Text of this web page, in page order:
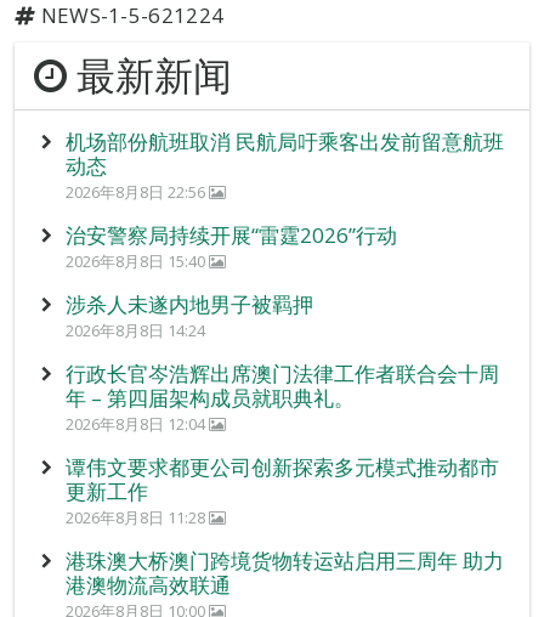
NEWS-1-5-621224
最新新闻
机场部份航班取消 民航局吁乘客出发前留意航班
动态
2026年8月8日 22:56
治安警察局持续开展“雷霆2026”行动
2026年8月8日 15:40
涉杀人未遂内地男子被羁押
2026年8月8日 14:24
行政长官岑浩辉出席澳门法律工作者联合会十周
年 – 第四届架构成员就职典礼。
2026年8月8日 12:04
谭伟文要求都更公司创新探索多元模式推动都市
更新工作
2026年8月8日 11:28
港珠澳大桥澳门跨境货物转运站启用三周年 助力
港澳物流高效联通
2026年8月8日 10:00